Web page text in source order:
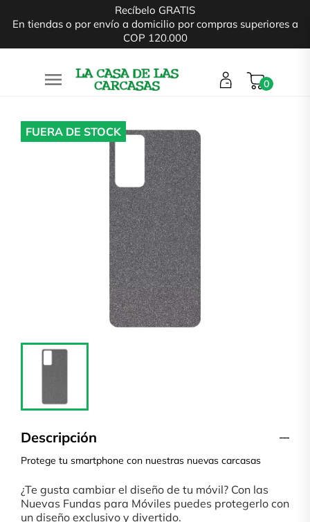
Recíbelo GRATIS
En tiendas o por envío a domicilio por compras superiores a
COP 120.000
 0
FUERA DE STOCK
Descripción
Protege tu smartphone con nuestras nuevas carcasas
¿Te gusta cambiar el diseño de tu móvil? Con las
Nuevas Fundas para Móviles puedes protegerlo con
un diseño exclusivo y divertido.